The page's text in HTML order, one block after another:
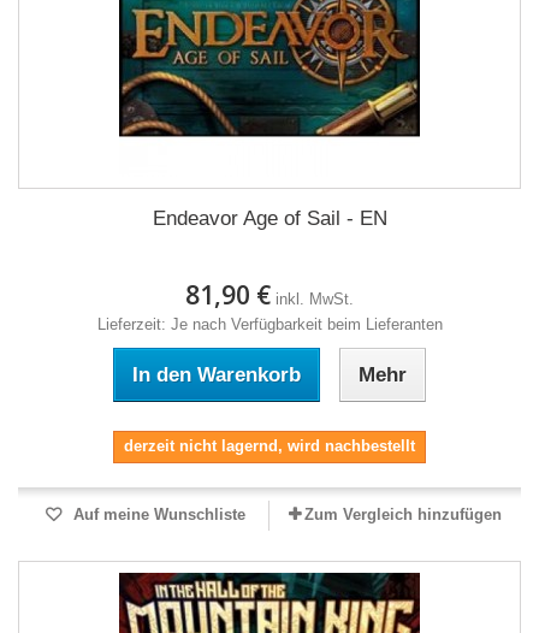
Endeavor Age of Sail - EN
81,90 € inkl. MwSt.
Lieferzeit: Je nach Verfügbarkeit beim Lieferanten
In den Warenkorb Mehr
derzeit nicht lagernd, wird nachbestellt
Auf meine Wunschliste Zum Vergleich hinzufügen